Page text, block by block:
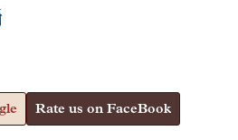
Rate us on FaceBook